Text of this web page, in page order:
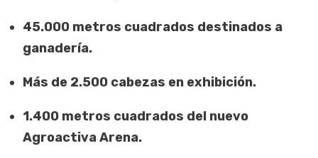
45.000 metros cuadrados destinados a
ganadería.
Más de 2.500 cabezas en exhibición.
1.400 metros cuadrados del nuevo
Agroactiva Arena.